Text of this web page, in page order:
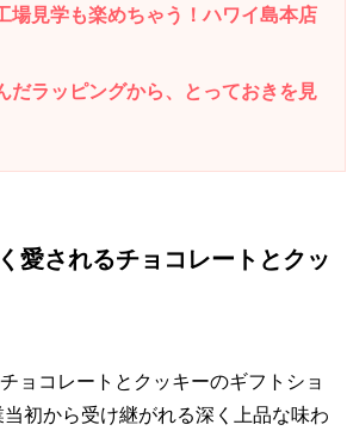
場見学も楽めちゃう！ハワイ島本店
だラッピングから、とっておきを見
愛されるチョコレートとクッ
ョコレートとクッキーのギフトショ
当初から受け継がれる深く上品な味わ